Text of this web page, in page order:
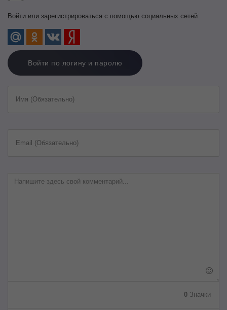
Войти или зарегистрироваться с помощью социальных сетей:
Войти по логину и паролю
Имя (Обязательно)
Email (Обязательно)
0 Значки